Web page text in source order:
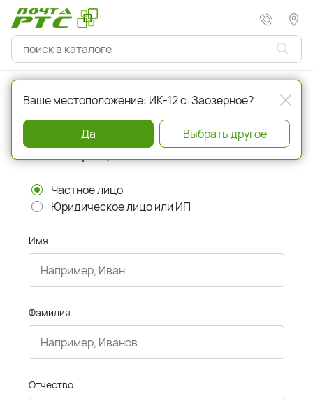
Главная Регистрация
Регистрация
Частное лицо
Юридическое лицо или ИП
Имя
Фамилия
Отчество
Ваше местоположение: ИК-12 с. Заозерное?
Да Выбрать другое